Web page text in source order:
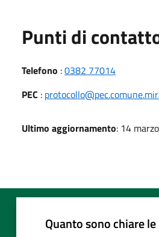
Punti di
Telefono :0382 77014
PEC :
Ultimo aggiornamento: 14
Quanto sono chiare